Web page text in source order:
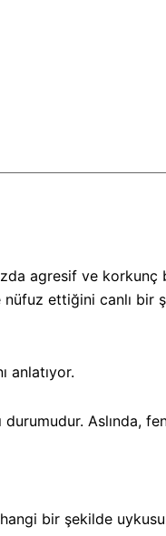
agresif ve
nüfuz ettiğini canlı
anlatıyor.
Aslında,
bir şekilde uykusuz